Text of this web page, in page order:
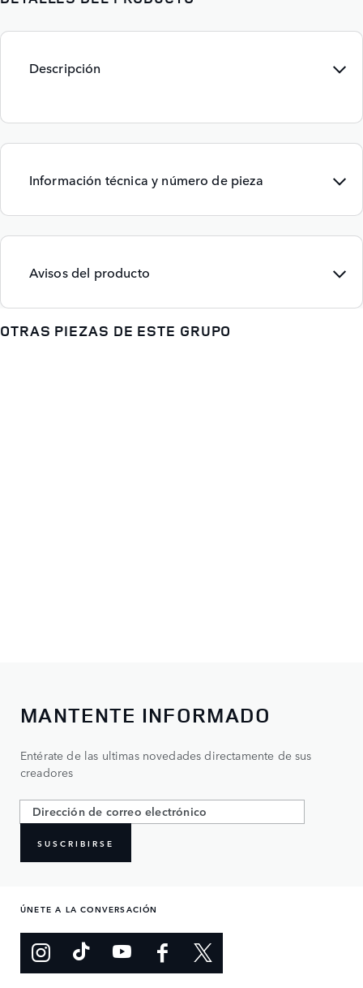
Descripción
Información técnica y número de pieza
Avisos del producto
OTRAS PIEZAS DE ESTE GRUPO
MANTENTE INFORMADO
Entérate de las ultimas novedades directamente de sus
creadores
SUSCRIBIRSE
ÚNETE A LA CONVERSACIÓN